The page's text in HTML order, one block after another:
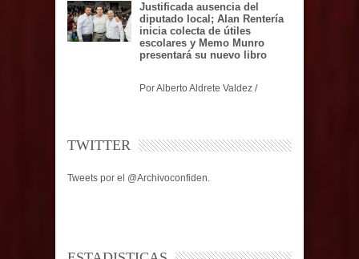
Justificada ausencia del
diputado local; Alan Rentería
inicia colecta de útiles
escolares y Memo Munro
presentará su nuevo libro
Por Alberto Aldrete Valdez /
TWITTER
Tweets por el @Archivoconfiden.